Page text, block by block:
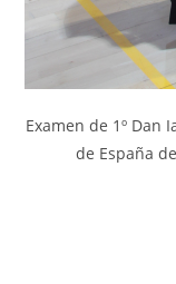
Examen de 1º Dan
de España